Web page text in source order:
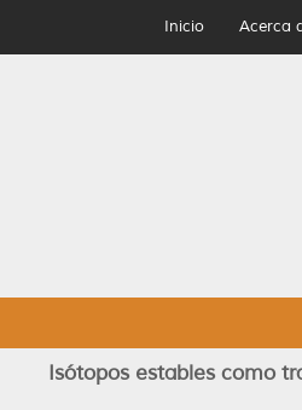
Inicio Acerca
Isótopos estables como